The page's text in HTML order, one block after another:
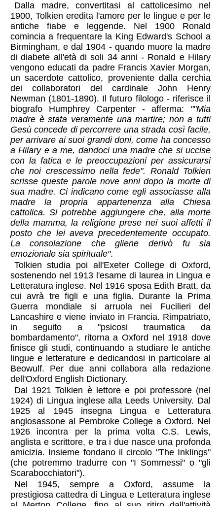
Dalla madre, convertitasi al cattolicesimo nel
1900, Tolkien eredita l'amore per le lingue e per le
antiche fiabe e leggende. Nel 1900 Ronald
comincia a frequentare la King Edward's School a
Birmingham, e dal 1904 - quando muore la madre
di diabete all'età di soli 34 anni - Ronald e Hilary
vengono educati da padre Francis Xavier Morgan,
un sacerdote cattolico, proveniente dalla cerchia
dei collaboratori del cardinale John Henry
Newman (1801-1890). Il futuro filologo - riferisce il
biografo Humphrey Carpenter - afferma: ""Mia
madre è stata veramente una martire; non a tutti
Gesù concede di percorrere una strada così facile,
per arrivare ai suoi grandi doni, come ha concesso
a Hilary e a me, dandoci una madre che si uccise
con la fatica e le preoccupazioni per assicurarsi
che noi crescessimo nella fede". Ronald Tolkien
scrisse queste parole nove anni dopo la morte di
sua madre. Ci indicano come egli associasse alla
madre la propria appartenenza alla Chiesa
cattolica. Si potrebbe aggiungere che, alla morte
della mamma, la religione prese nei suoi affetti il
posto che lei aveva precedentemente occupato.
La consolazione che gliene derivò fu sia
emozionale sia spirituale".
Tolkien studia poi all'Exeter College di Oxford,
sostenendo nel 1913 l'esame di laurea in Lingua e
Letteratura inglese. Nel 1916 sposa Edith Bratt, da
cui avrà tre figli e una figlia. Durante la Prima
Guerra mondiale si arruola nei Fucilieri del
Lancashire e viene inviato in Francia. Rimpatriato,
in seguito a "psicosi traumatica da
bombardamento", ritorna a Oxford nel 1918 dove
finisce gli studi, continuando a studiare le antiche
lingue e letterature e dedicandosi in particolare al
Beowulf. Per due anni collabora alla redazione
dell'Oxford English Dictionary.
Dal 1921 Tolkien è lettore e poi professore (nel
1924) di Lingua inglese alla Leeds University. Dal
1925 al 1945 insegna Lingua e Letteratura
anglosassone al Pembroke College a Oxford. Nel
1926 incontra per la prima volta C.S. Lewis,
anglista e scrittore, e tra i due nasce una profonda
amicizia. Insieme fondano il circolo "The Inklings"
(che potremmo tradurre con "I Sommessi" o "gli
Scarabocchiatori").
Nel 1945, sempre a Oxford, assume la
prestigiosa cattedra di Lingua e Letteratura inglese